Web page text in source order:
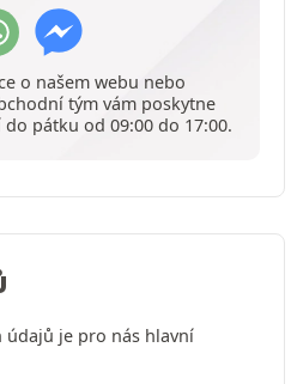
o našem webu nebo
tým vám poskytne
pátku od 09:00 do 17:00.
údajů je pro nás hlavní